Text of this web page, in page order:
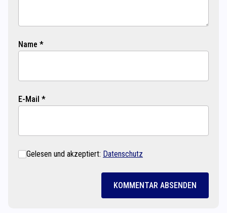
Name *
E-Mail *
Gelesen und akzeptiert: Datenschutz
KOMMENTAR ABSENDEN